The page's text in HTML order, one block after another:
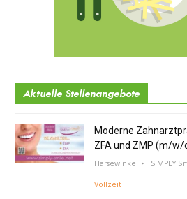
Aktuelle Stellenangebote
Moderne
ZFA und ZMP (m/w/
Harsewinkel SIMPLY
Vollzeit